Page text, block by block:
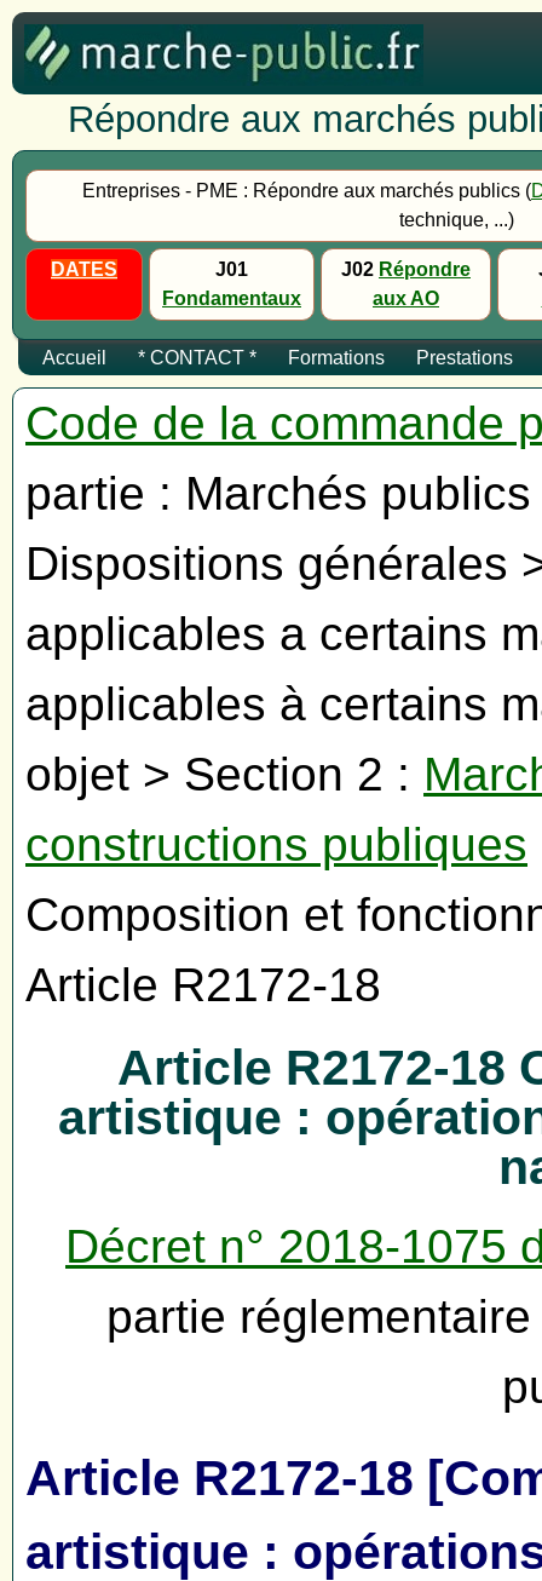
Répondre aux marchés
Entreprises - PME : Répondre aux marchés publics (
technique, ...)
DATES
J01
Fondamentaux
J02 Répondre
aux AO
Accueil * CONTACT * Formations Prestations
Code de la commande
partie : Marchés
Dispositions générales
applicables a certains
applicables à certains
objet > Section 2 :
constructions publiques
Composition et
Article R2172-18
Article R2172-18
artistique :
Décret n° 2018-1075
partie
Article R2172-18
artistique :